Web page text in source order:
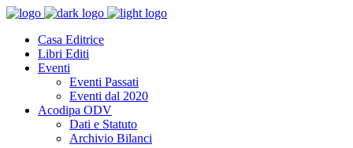
Casa Editrice
Libri Editi
Eventi
Eventi Passati
Eventi dal 2020
Acodipa ODV
Dati e Statuto
Archivio Bilanci